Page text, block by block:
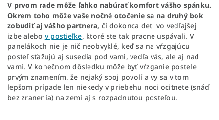
V prvom rade môže ľahko nabúrať komfort vášho spánku.
Okrem toho môže vaše nočné otočenie sa na druhý bok
zobudiť aj vášho partnera, či dokonca deti vo vedľajšej
izbe alebo v postieľke, ktoré ste tak pracne uspávali. V
panelákoch nie je nič neobvyklé, keď sa na vŕzgajúcu
posteľ sťažujú aj susedia pod vami, vedľa vás, ale aj nad
vami. V konečnom dôsledku môže byť vŕzganie postele
prvým znamením, že nejaký spoj povolí a vy sa v tom
lepšom prípade len niekedy v priebehu noci ocitnete (snáď
bez zranenia) na zemi aj s rozpadnutou posteľou.